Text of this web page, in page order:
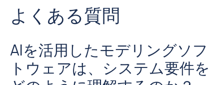
よくある質問
AIを活用したモデリングソフ
トウェアは、システム要件を